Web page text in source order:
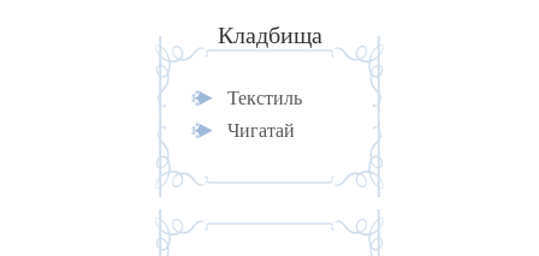
Кладбища
Текстиль
Чигатай